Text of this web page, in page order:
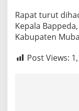
Rapat turut
Kepala
Kabupaten
Post Views: